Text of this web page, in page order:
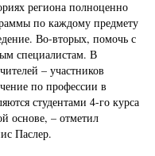
региона полноценно
по каждому предмету
Во-вторых, помочь с
специалистам. В
– участников
по профессии в
студентами 4-го курса
основе, – отметил
Паслер.